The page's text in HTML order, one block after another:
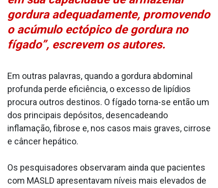
gordura adequadamente, promovendo
o acúmulo ectópico de gordura no
fígado”, escrevem os autores.
Em outras palavras, quando a gordura abdominal
profunda perde eficiência, o excesso de lipídios
procura outros destinos. O fígado torna-se então um
dos principais depósitos, desencadeando
inflamação, fibrose e, nos casos mais graves, cirrose
e câncer hepático.
Os pesquisadores observaram ainda que pacientes
com MASLD apresentavam níveis mais elevados de